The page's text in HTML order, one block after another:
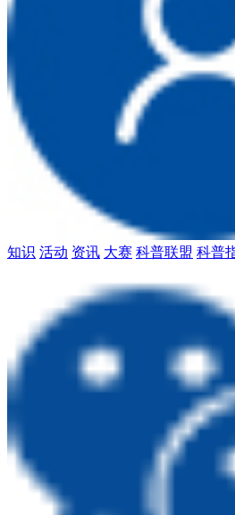
知识 活动 资讯 大赛 科普联盟 科普